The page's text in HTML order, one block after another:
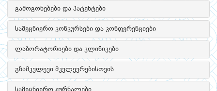
გამოგონებები და პატენტები
სამეცნიერო კონკურსები და კონფერენციები
ლაბორატორიები და კლინიკები
გზამკვლევი მკვლევრებისთვის
სამეცნიერო ჟურნალები